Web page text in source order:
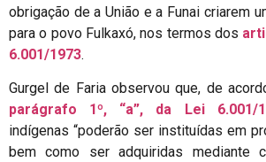
obrigação de a União e a Funai criarem
para o povo Fulkaxó, nos termos dos
6.001/1973.
Gurgel de Faria observou que, de
parágrafo 1º, “a”, da Lei 6.001/
indígenas “poderão ser instituídas em
bem como ser adquiridas mediante